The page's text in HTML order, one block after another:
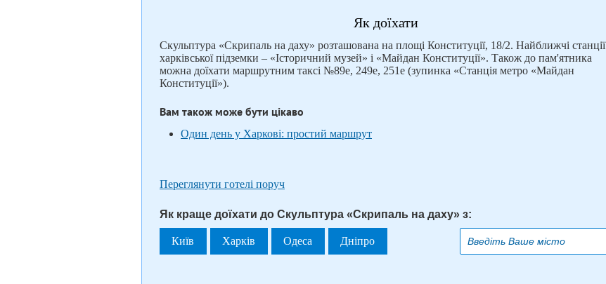
Як доїхати
Скульптура «Скрипаль на даху» розташована на площі Конституції, 18/2. Найближчі станції
харківської підземки – «Історичний музей» і «Майдан Конституції». Також до пам'ятника
можна доїхати маршрутним таксі №89е, 249е, 251е (зупинка «Станція метро «Майдан
Конституції»).
Вам також може бути цікаво
Один день у Харкові: простий маршрут
Переглянути готелі поруч
Як краще доїхати до Скульптура «Скрипаль на даху» з:
Київ Харків Одеса Дніпро